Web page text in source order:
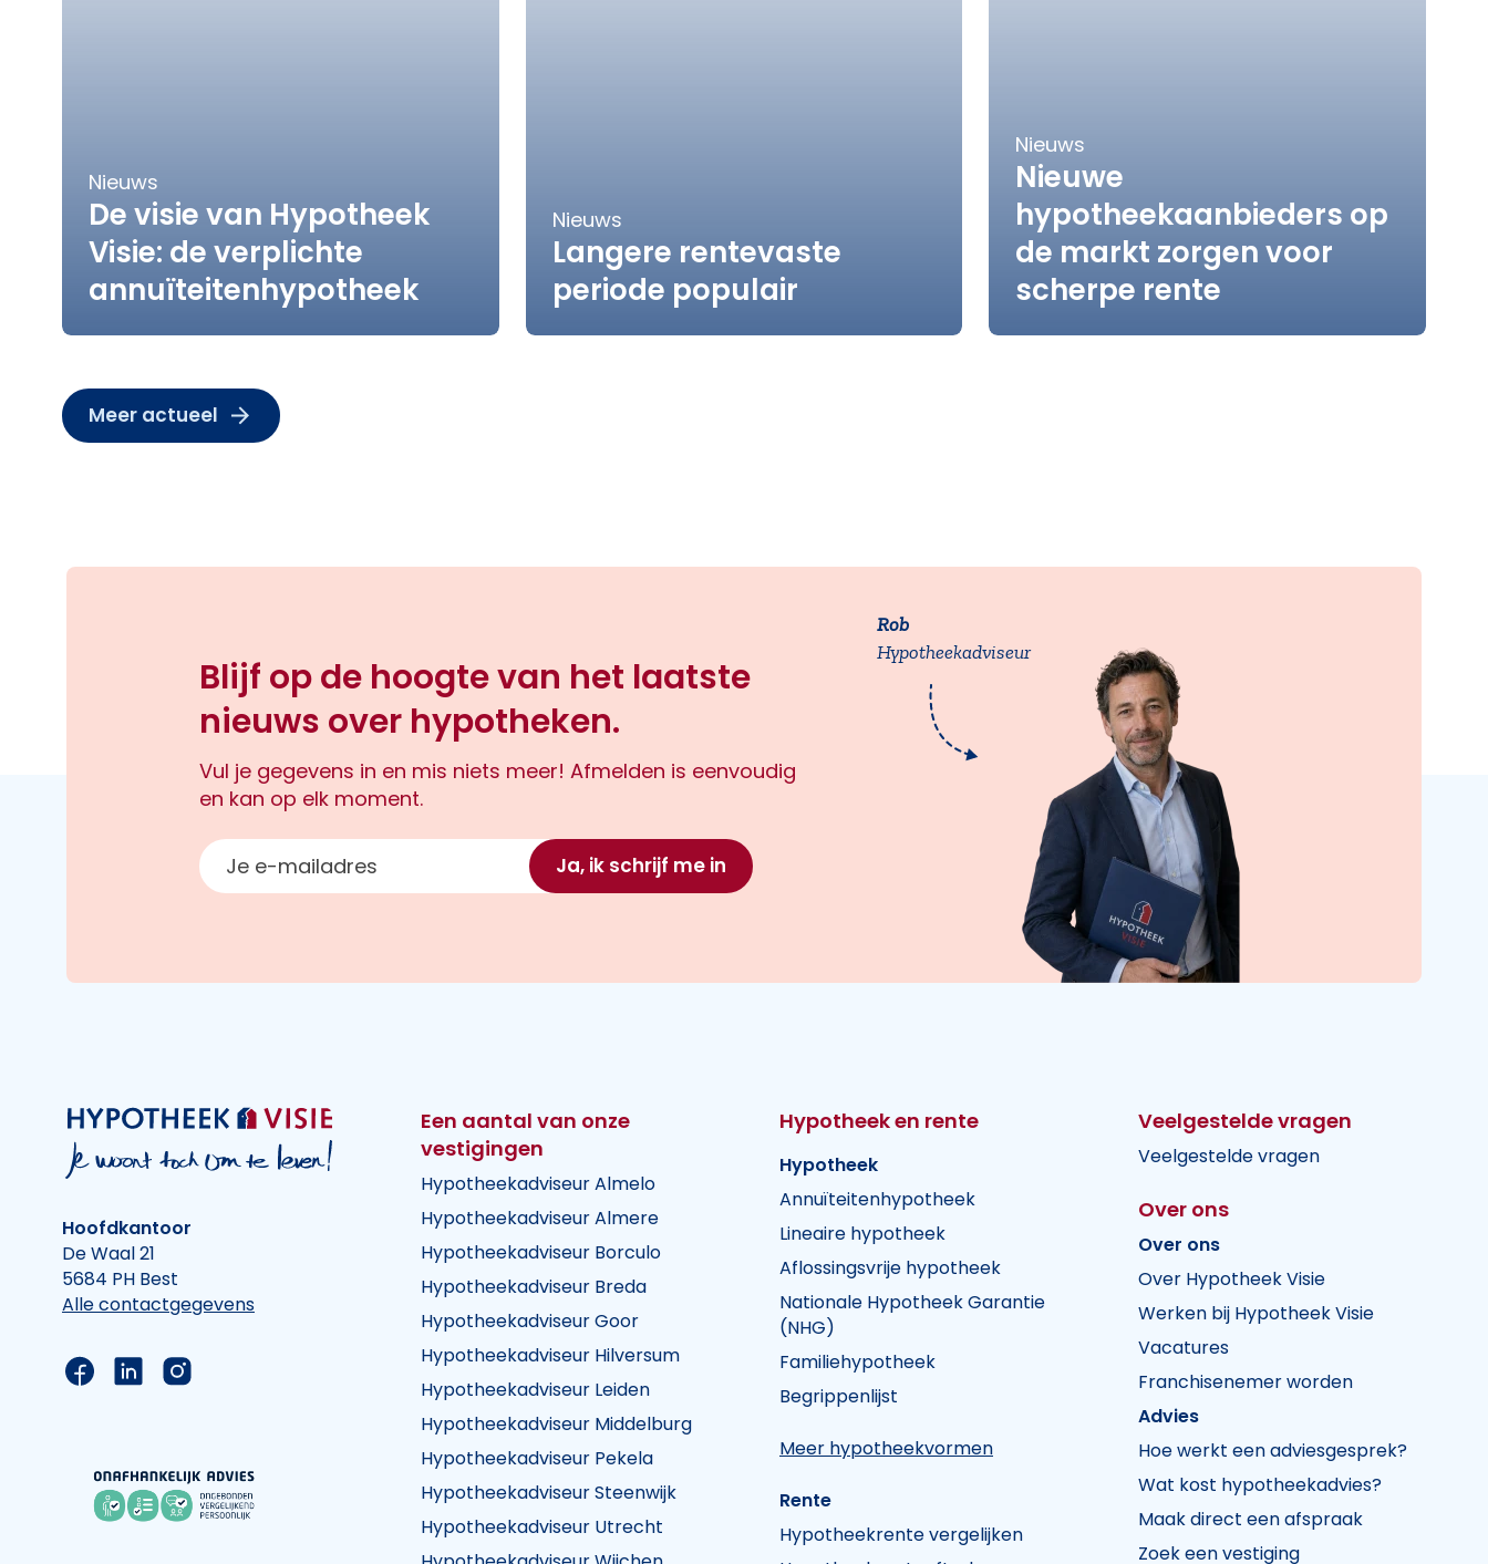
Nieuws
De visie van Hypotheek
Visie: de verplichte
annuïteitenhypotheek
Nieuws
Langere rentevaste
periode populair
Nieuws
Nieuwe
hypotheekaanbieders op
de markt zorgen voor
scherpe rente
Meer actueel
Blijf op de hoogte van het laatste
nieuws over hypotheken.
Vul je gegevens in en mis niets meer! Afmelden is eenvoudig
en kan op elk moment.
E-mailadres
Ja, ik schrijf me in
Rob
Hypotheekadviseur
Hoofdkantoor
De Waal 21
5684 PH Best
Alle contactgegevens
Link naar de Facebook pagina van Hypotheek Visie
Link naar de LinkedIn pagina van Hypotheek Visie
Link naar de Instagram pagina van Hypotheek Visie
Een aantal van onze
vestigingen
Hypotheekadviseur Almelo
Hypotheekadviseur Almere
Hypotheekadviseur Borculo
Hypotheekadviseur Breda
Hypotheekadviseur Goor
Hypotheekadviseur Hilversum
Hypotheekadviseur Leiden
Hypotheekadviseur Middelburg
Hypotheekadviseur Pekela
Hypotheekadviseur Steenwijk
Hypotheekadviseur Utrecht
Hypotheek en rente
Hypotheek
Annuïteitenhypotheek
Lineaire hypotheek
Aflossingsvrije hypotheek
Nationale Hypotheek Garantie
(NHG)
Familiehypotheek
Begrippenlijst
Meer hypotheekvormen
Rente
Hypotheekrente vergelijken
Veelgestelde vragen
Veelgestelde vragen
Over ons
Over ons
Over Hypotheek Visie
Werken bij Hypotheek Visie
Vacatures
Franchisenemer worden
Advies
Hoe werkt een adviesgesprek?
Wat kost hypotheekadvies?
Maak direct een afspraak
Zoek een vestiging